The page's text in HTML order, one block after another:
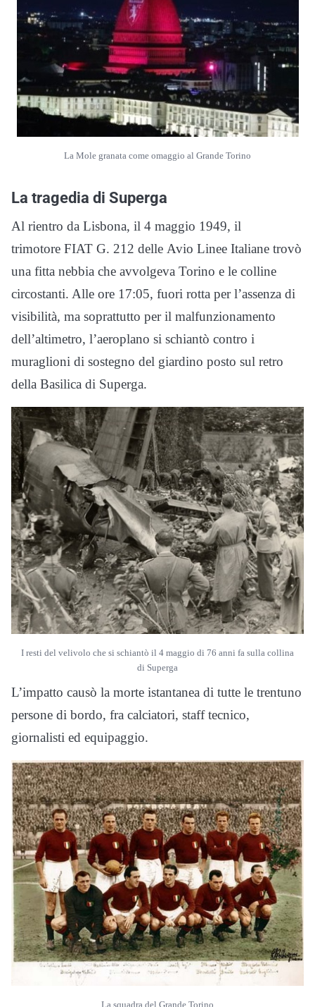
La Mole granata come omaggio al Grande Torino
La tragedia di Superga
Al rientro da Lisbona, il 4 maggio 1949, il
trimotore FIAT G. 212 delle Avio Linee Italiane trovò
una fitta nebbia che avvolgeva Torino e le colline
circostanti. Alle ore 17:05, fuori rotta per l’assenza di
visibilità, ma soprattutto per il malfunzionamento
dell’altimetro, l’aeroplano si schiantò contro i
muraglioni di sostegno del giardino posto sul retro
della Basilica di Superga.
I resti del velivolo che si schiantò il 4 maggio di 76 anni fa sulla collina
di Superga
L’impatto causò la morte istantanea di tutte le trentuno
persone di bordo, fra calciatori, staff tecnico,
giornalisti ed equipaggio.
La squadra del Grande Torino